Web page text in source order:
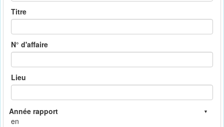
Titre
N° d'affaire
Lieu
en